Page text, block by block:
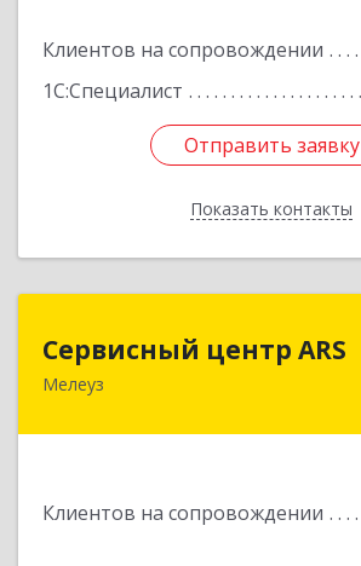
Клиентов на сопровождении
1С:Специалист
Отправить заявку
Показать контакты
Отправить заявку
Назад
Сервисный центр ARS
Мелеуз
Клиентов на сопровождении